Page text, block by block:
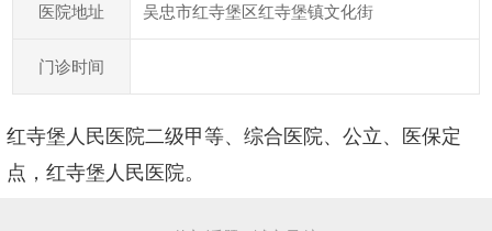
医院地址 吴忠市红寺堡区红寺堡镇文化街
门诊时间
红寺堡人民医院二级甲等、综合医院、公立、医保定
点，红寺堡人民医院。